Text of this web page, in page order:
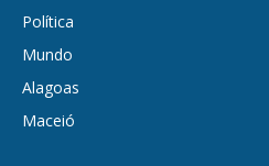
Política
Mundo
Alagoas
Maceió